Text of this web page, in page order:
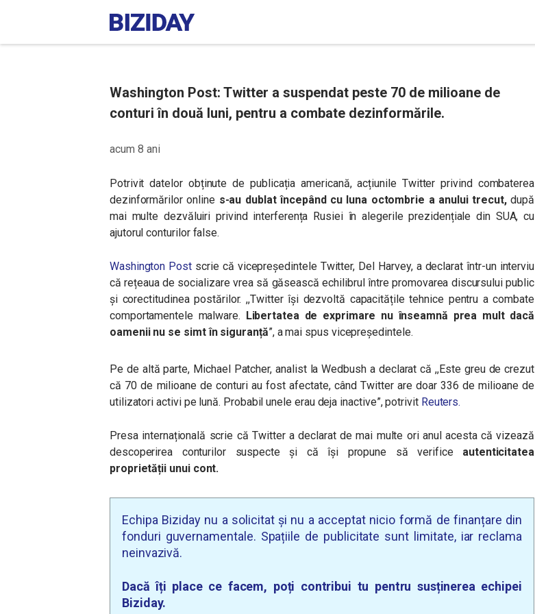
Washington Post: Twitter a suspendat peste 70 de milioane de
conturi în două luni, pentru a combate dezinformările.
acum 8 ani
Potrivit datelor obținute de publicația americană, acțiunile Twitter privind combaterea
dezinformărilor online s-au dublat începând cu luna octombrie a anului trecut,după
mai multe dezvăluiri privind interferența Rusiei în alegerile prezidențiale din SUA, cu
ajutorul conturilor false.
Washington Post scrie că vicepreședintele Twitter, Del Harvey, a declarat într-un interviu
că rețeaua de socializare vrea să găsească echilibrul între promovarea discursului public
și corectitudinea postărilor. ,,Twitter își dezvoltă capacitățile tehnice pentru a combate
comportamentele malware. Libertatea de exprimare nu înseamnă prea mult dacă
oamenii nu se simt în siguranță”, a mai spus vicepreședintele.
Pe de altă parte, Michael Patcher, analist la Wedbush a declarat că ,,Este greu de crezut
că 70 de milioane de conturi au fost afectate, când Twitter are doar 336 de milioane de
utilizatori activi pe lună. Probabil unele erau deja inactive”, potrivit Reuters.
Presa internațională scrie că Twitter a declarat de mai multe ori anul acesta că vizează
descoperirea conturilor suspecte și că își propune să verifice autenticitatea
proprietății unui cont.
Echipa Biziday nu a solicitat și nu a acceptat nicio formă de finanțare din
fonduri guvernamentale. Spațiile de publicitate sunt limitate, iar reclama
neinvazivă.
Dacă îți place ce facem, poți contribui tu pentru susținerea echipei
Biziday.